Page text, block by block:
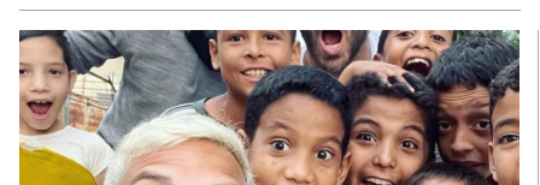
Carrizal, Ricardo Brice, acudió la mañana de este martes al
Consejo…